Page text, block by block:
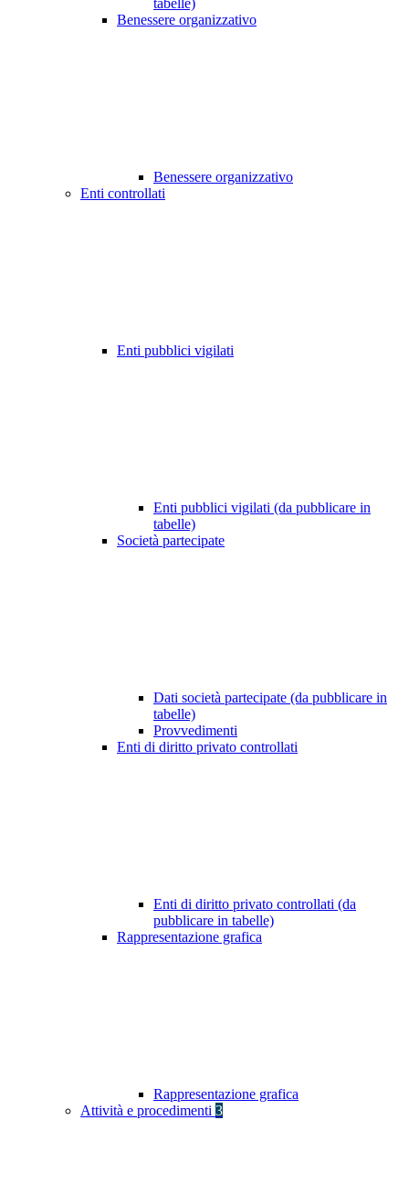
tabelle)
Benessere organizzativo
Benessere organizzativo
Enti controllati
Enti pubblici vigilati
Enti pubblici vigilati (da pubblicare in
tabelle)
Società partecipate
Dati società partecipate (da pubblicare in
tabelle)
Provvedimenti
Enti di diritto privato controllati
Enti di diritto privato controllati (da
pubblicare in tabelle)
Rappresentazione grafica
Rappresentazione grafica
Attività e procedimenti 3